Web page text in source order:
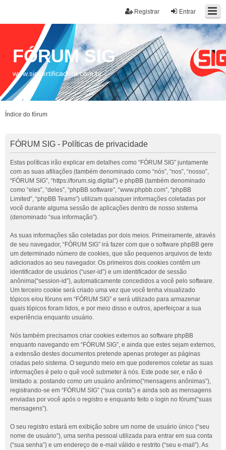
Entrar
Registrar
FÓRUM SIG
www.sigcertificadora.com.br
Índice do fórum
FÓRUM SIG - Políticas de privacidade
Estas políticas irão explicar em detalhes como “FÓRUM SIG” juntamente
com as suas afiliações (também denominado como “nós”, “nos”, “nosso”,
“FÓRUM SIG”, “https://forum.sig.digital”) e phpBB (também denominado
como “eles”, “deles”, “phpBB software”, “www.phpbb.com”, “phpBB
Limited”, “phpBB Teams”) utilizam quaisquer informações coletadas por
você durante alguma sessão de aplicações dentro de nosso sistema
(denominado “sua informação”).
As suas informações são coletadas por dois meios. Primeiramente, através
de seu navegador, “FÓRUM SIG” irá fazer com que o software phpBB gere
um determinado número de cookies, que são pequenos arquivos de texto
adicionados ao seu navegador. Os primeiros dois cookies contêm um
identificador de usuários (“user-id”) e um identificador de sessão
anônima(“session-id”), automaticamente concedidos a você pelo software.
Um terceiro cookie será criado uma vez que você tenha visualizado
tópicos e/ou fóruns em “FÓRUM SIG” e será utilizado para armazenar
quais tópicos foram lidos, e por meio disso e outros, aperfeiçoar a sua
experiência enquanto usuário.
Nós também precisamos criar cookies externos ao software phpBB
enquanto navegando em “FÓRUM SIG”, e ainda que estes sejam externos,
a extensão destes documentos pretende apenas proteger as páginas
criadas pelo sistema. O segundo meio em que poderemos coletar as suas
informações é pelo o quê você submeter à nós. Este pode ser, e não é
limitado a: postando como um usuário anônimo(“mensagens anônimas”),
registrando-se em “FÓRUM SIG” (“sua conta”) e ainda sob as mensagens
enviadas por você após o registro e enquanto feito o login no fórum(“suas
mensagens”).
O seu registro estará em exibição sobre um nome de usuário único (“seu
nome de usuário”), uma senha pessoal utilizada para entrar em sua conta
(“sua senha”) e um endereço de e-mail válido e restrito (“seu e-mail”). As